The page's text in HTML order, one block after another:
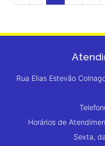
Rua Elias Estevão
Horários de
Sexta,